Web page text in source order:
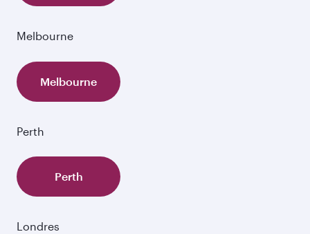
Melbourne
Melbourne
Perth
Perth
Londres